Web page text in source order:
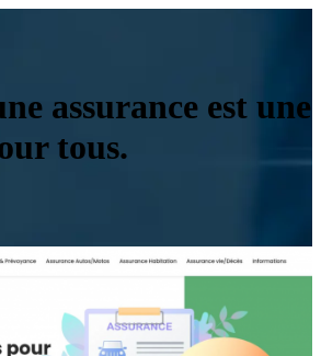
assurance est une
tous.